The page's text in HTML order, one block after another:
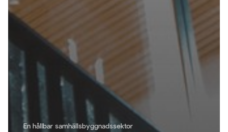
En hållbar samhällsbyggnadssektor